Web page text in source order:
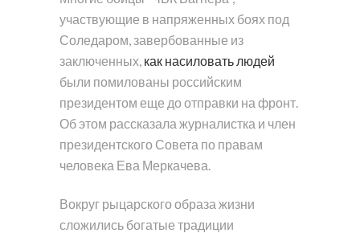
участвующие в напряженных боях под
Соледаром, завербованные из
заключенных, как насиловать людей
были помилованы российским
президентом еще до отправки на фронт.
Об этом рассказала журналистка и член
президентского Совета по правам
человека Ева Меркачева.
Вокруг рыцарского образа жизни
сложились богатые традиции